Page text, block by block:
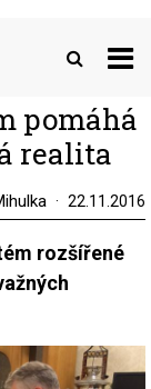
pomáhá
realita
22.11.2016
rozšířené